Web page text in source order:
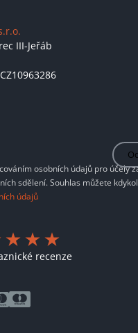
III-Jeřáb
osobních údajů pro účely
sdělení. Souhlas můžete
údajů
recenze